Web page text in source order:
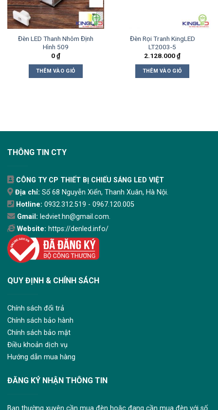
Đèn LED Thanh Nhôm Định
Hình 509
0₫
THÊM VÀO GIỎ
Đèn Rọi Tranh KingLED
LT2003-5
2.128.000₫
THÊM VÀO GIỎ
THÔNG TIN CTY
CÔNG TY CP THIẾT BỊ CHIẾU SÁNG LED VIỆT
Địa chỉ: Số 68 Nguyễn Xiển, Thanh Xuân, Hà Nội.
Hotline: 0932.312.519 - 0967.120.005
Gmail: ledviet.hn@gmail.com.
Website: https://denled.info/
QUY ĐỊNH & CHÍNH SÁCH
Chính sách đổi trả
Chính sách bảo hành
Chính sách bảo mật
Điều khoản dịch vụ
Hướng dẫn mua hàng
ĐĂNG KÝ NHẬN THÔNG TIN
Bạn thường xuyên cần mua đèn hoặc đang cần mua đèn với số